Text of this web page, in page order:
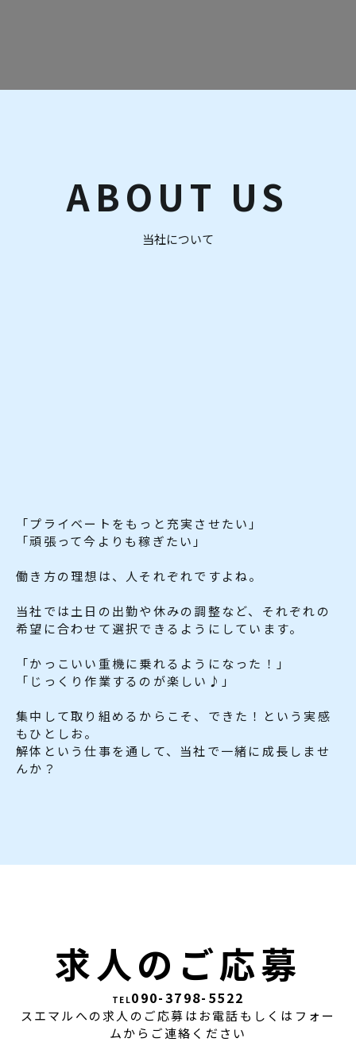
ABOUT US
当社について
「プライベートをもっと充実させたい」
「頑張って今よりも稼ぎたい」
働き方の理想は、人それぞれですよね。
当社では土日の出勤や休みの調整など、それぞれの
希望に合わせて選択できるようにしています。
「かっこいい重機に乗れるようになった！」
「じっくり作業するのが楽しい♪」
集中して取り組めるからこそ、できた！という実感
もひとしお。
解体という仕事を通して、当社で一緒に成長しませ
んか？
求人のご応募
TEL090-3798-5522
スエマルへの求人のご応募はお電話もしくはフォー
ムからご連絡ください